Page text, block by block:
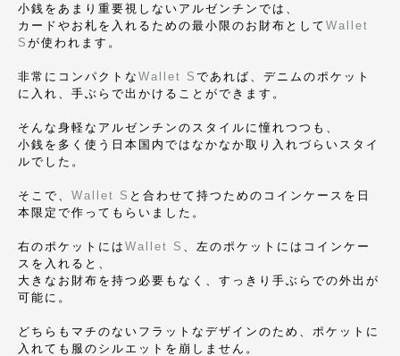
小銭をあまり重要視しないアルゼンチンでは、
カードやお札を入れるための最小限のお財布として Wallet
S が使われます。
非常にコンパクトな Wallet S であれば、デニムのポケット
に入れ、手ぶらで出かけることができます。
そんな身軽なアルゼンチンのスタイルに憧れつつも、
小銭を多く使う日本国内ではなかなか取り入れづらいスタイ
ルでした。
そこで、 Wallet S と合わせて持つためのコインケースを日
本限定で作ってもらいました。
右のポケットには Wallet S
、左のポケットにはコインケー
スを入れると、
大きなお財布を持つ必要もなく、すっきり手ぶらでの外出が
可能に。
どちらもマチのないフラットなデザインのため、ポケットに
入れても服のシルエットを崩しません。